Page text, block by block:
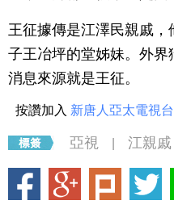
王征據傳是江澤民親戚
子王冶坪的堂姊妹。外界
消息來源就是王征。
按讚加入 新唐人亞太電視
亞視 江親戚